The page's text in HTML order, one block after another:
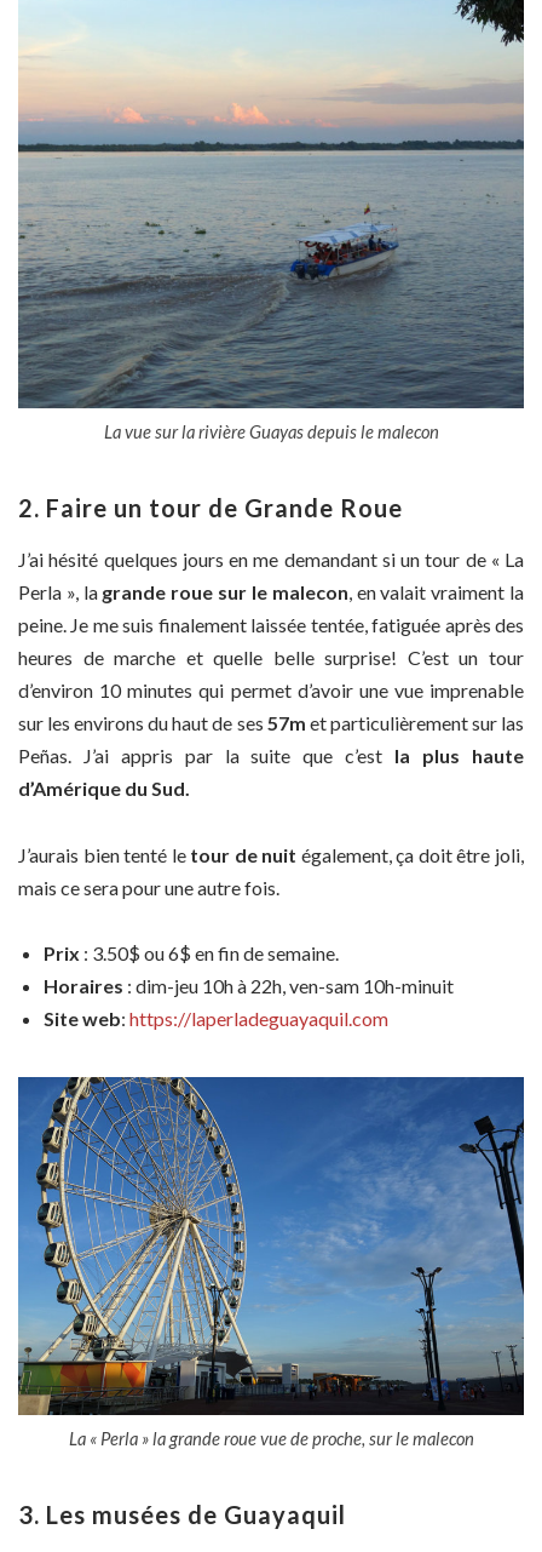
La vue sur la rivière Guayas depuis le malecon
2. Faire un tour de Grande Roue
J’ai hésité quelques jours en me demandant si un tour de « La
Perla », la grande roue sur le malecon, en valait vraiment la
peine. Je me suis finalement laissée tentée, fatiguée après des
heures de marche et quelle belle surprise! C’est un tour
d’environ 10 minutes qui permet d’avoir une vue imprenable
sur les environs du haut de ses 57m et particulièrement sur las
Peñas. J’ai appris par la suite que c’est la plus haute
d’Amérique du Sud.
J’aurais bien tenté letour de nuit également, ça doit être joli,
mais ce sera pour une autre fois.
Prix : 3.50$ ou 6$ en fin de semaine.
Horaires : dim-jeu 10h à 22h, ven-sam 10h-minuit
Site web: https://laperladeguayaquil.com
La « Perla » la grande roue vue de proche, sur le malecon
3. Les musées de Guayaquil